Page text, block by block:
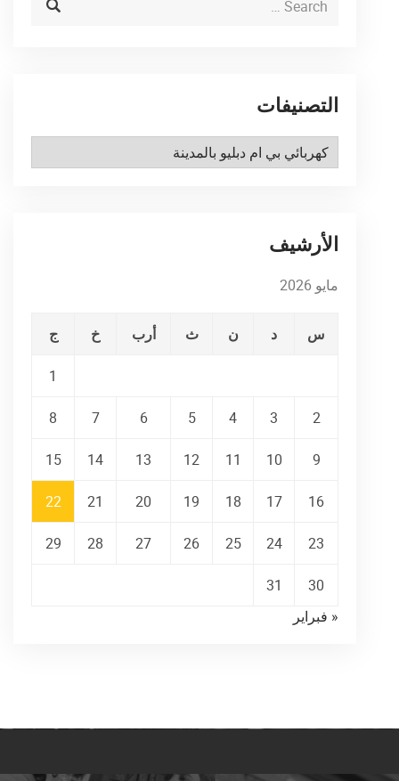
التصنيفات
التصنيفات
الأرشيف
مايو 2026
س د ن ث أرب خ ج
1
2
3
4
5
6
7
8
9
10
11
12
13
14
15
16
17
18
19
20
21
22
23
24
25
26
27
28
29
30
31
« فبراير